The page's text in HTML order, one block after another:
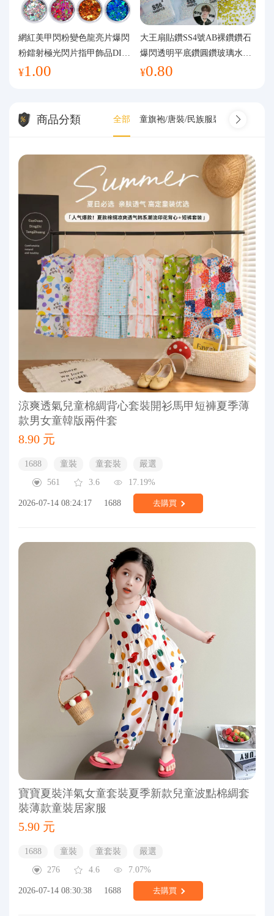
網紅美甲閃粉變色龍亮片爆閃
粉鐳射極光閃片指甲飾品DIY
手工流麻
¥1.00
大王扇貼鑽SS4號AB裸鑽鑽石
爆閃透明平底鑽圓鑽玻璃水鑽
美甲鑽飾
¥0.80
商品分類 全部 童旗袍/唐裝/民族服裝 童旗袍/唐
涼爽透氣兒童棉綢背心套裝開衫馬甲短褲夏季薄
款男女童韓版兩件套
8.90 元
1688 童裝 童套裝
嚴選
561
3.6 17.19%
2026-07-14 08:24:17 1688 去購買
寶寶夏裝洋氣女童套裝夏季新款兒童波點棉綢套
裝薄款童裝居家服
5.90 元
1688 童裝 童套裝
嚴選
276
4.6 7.07%
2026-07-14 08:30:38 1688 去購買